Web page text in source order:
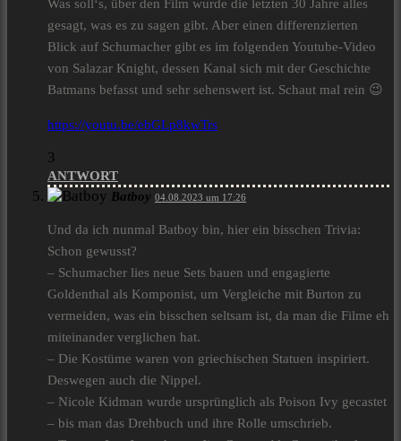
Was soll‘s, über den Film wurde die letzten 30 Jahre alles
gesagt, was es zu sagen gibt. Aber einen differenzierten
Blick auf Schumacher gibt es im folgenden Youtube-Video
von Salazar Knight, dessen Kanal sich mit der Geschichte
Batmans befasst und sehr sehenswert ist. Schaut mal rein 😉
https://youtu.be/ebGLp8kwTrs
3
ANTWORT
Batboy 04.08.2023 um 17:26
Und da ich nunmal Batboy bin, hier ein bisschen Trivia:
Schon gewusst?
– Schumacher lies neue Sets bauen und engagierte
Goldenthal als Komponist, um Vergleiche mit Burton zu
vermeiden, was ein bisschen seltsam ist, da man die Filme eh
miteinander verglichen hat.
– Die Kostüme waren von griechischen Statuen inspiriert.
Deswegen auch die Nippel.
– Nicole Kidman wurde ursprünglich als Poison Ivy gecastet
– bis man das Drehbuch und ihre Rolle umschrieb.